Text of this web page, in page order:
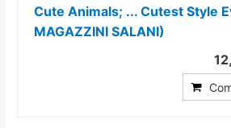
Cute Animals; ... Cutest Style
MAGAZZINI SALANI)